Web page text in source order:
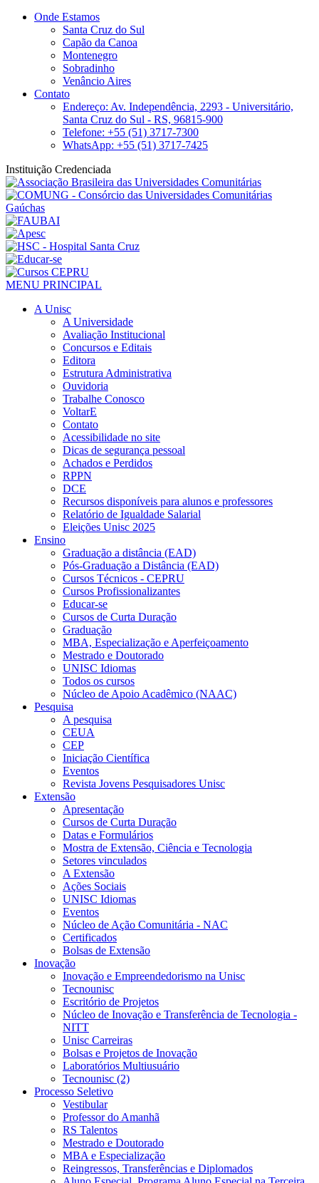
Onde Estamos
Santa Cruz do Sul
Capão da Canoa
Montenegro
Sobradinho
Venâncio Aires
Contato
Endereço: Av. Independência, 2293 - Universitário,
Santa Cruz do Sul - RS, 96815-900
Telefone: +55 (51) 3717-7300
WhatsApp: +55 (51) 3717-7425
Instituição Credenciada
MENU PRINCIPAL
A Unisc
A Universidade
Avaliação Institucional
Concursos e Editais
Editora
Estrutura Administrativa
Ouvidoria
Trabalhe Conosco
VoltarE
Contato
Acessibilidade no site
Dicas de segurança pessoal
Achados e Perdidos
RPPN
DCE
Recursos disponíveis para alunos e professores
Relatório de Igualdade Salarial
Eleições Unisc 2025
Ensino
Graduação a distância (EAD)
Pós-Graduação a Distância (EAD)
Cursos Técnicos - CEPRU
Cursos Profissionalizantes
Educar-se
Cursos de Curta Duração
Graduação
MBA, Especialização e Aperfeiçoamento
Mestrado e Doutorado
UNISC Idiomas
Todos os cursos
Núcleo de Apoio Acadêmico (NAAC)
Pesquisa
A pesquisa
CEUA
CEP
Iniciação Científica
Eventos
Revista Jovens Pesquisadores Unisc
Extensão
Apresentação
Cursos de Curta Duração
Datas e Formulários
Mostra de Extensão, Ciência e Tecnologia
Setores vinculados
A Extensão
Ações Sociais
UNISC Idiomas
Eventos
Núcleo de Ação Comunitária - NAC
Certificados
Bolsas de Extensão
Inovação
Inovação e Empreendedorismo na Unisc
Tecnounisc
Escritório de Projetos
Núcleo de Inovação e Transferência de Tecnologia -
NITT
Unisc Carreiras
Bolsas e Projetos de Inovação
Laboratórios Multiusuário
Tecnounisc (2)
Processo Seletivo
Vestibular
Professor do Amanhã
RS Talentos
Mestrado e Doutorado
MBA e Especialização
Reingressos, Transferências e Diplomados